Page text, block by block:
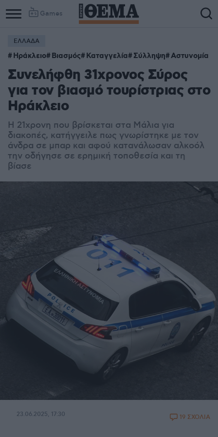
Games
ΕΛΛΑΔΑ
Ηράκλειο Βιασμός Καταγγελία Σύλληψη Αστυνομία
Συνελήφθη 31χρονος Σύρος
για τον βιασμό τουρίστριας στο
Ηράκλειο
Η 21χρονη που βρίσκεται στα Μάλια για
διακοπές, κατήγγειλε πως γνωρίστηκε με τον
άνδρα σε μπαρ και αφού κατανάλωσαν αλκοόλ
την οδήγησε σε ερημική τοποθεσία και τη
βίασε
23.06.2025, 17:30 19 ΣΧΟΛΙΑ